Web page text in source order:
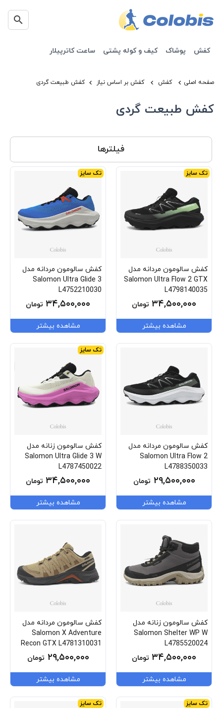
کفش پوشاک کیف و کوله پشتی ساعت کاترپیلار
صفحه اصلی کفش کفش بر اساس نیاز کفش طبیعت گردی
کفش طبیعت گردی
فیلترها
تک سایز
کفش سالومون مردانه مدل
Salomon Ultra Flow 2 GTX
L4798140035
۳۴,۵۰۰,۰۰۰ تومان
مشاهده بیشتر
تک سایز
کفش سالومون مردانه مدل
Salomon Ultra Glide 3
L4752210030
۳۴,۵۰۰,۰۰۰ تومان
مشاهده بیشتر
کفش سالومون مردانه مدل
Salomon Ultra Flow 2
L4788350033
۲۹,۵۰۰,۰۰۰ تومان
مشاهده بیشتر
تک سایز
کفش سالومون زنانه مدل
Salomon Ultra Glide 3 W
L4787450022
۳۴,۵۰۰,۰۰۰ تومان
مشاهده بیشتر
کفش سالومون زنانه مدل
Salomon Shelter WP W
L4785520024
۳۴,۵۰۰,۰۰۰ تومان
مشاهده بیشتر
کفش سالومون مردانه مدل
Salomon X Adventure
Recon GTX L4781310031
۲۹,۵۰۰,۰۰۰ تومان
مشاهده بیشتر
تک سایز تک سایز